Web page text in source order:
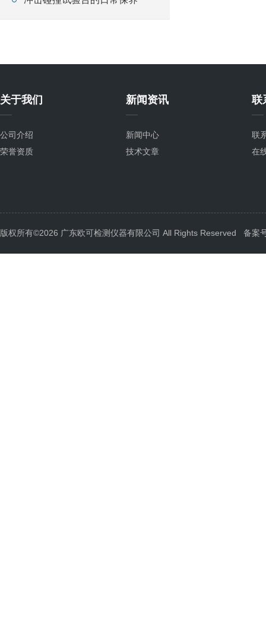
关于我们
公司介绍
荣誉资质
新闻资讯
新闻中心
技术文章
联
联
在
版权所有©2026 广东欧可检测仪器有限公司 All Rights Reserved 备案